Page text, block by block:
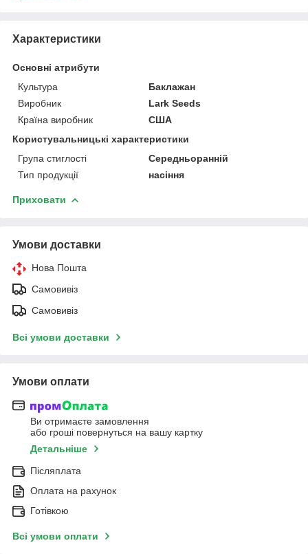
Характеристики
Основні атрибути
Культура
Баклажан
Виробник
Lark Seeds
Країна виробник
США
Користувальницькі характеристики
Група стиглості
Середньоранній
Тип продукції
насіння
Приховати
Умови доставки
Нова Пошта
Самовивіз
Самовивіз
Всі умови доставки
Умови оплати
Ви отримаєте замовлення
або гроші повернуться на вашу картку
Детальніше
Післяплата
Оплата на рахунок
Готівкою
Всі умови оплати